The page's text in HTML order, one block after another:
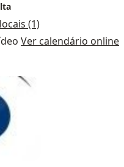
(1)
Ver calendário online